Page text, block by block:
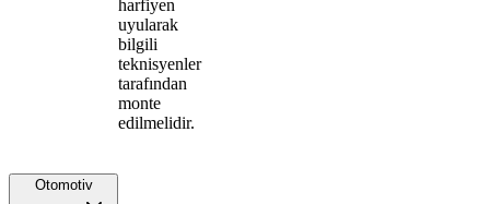
harfiyen
uyularak
bilgili
teknisyenler
tarafından
monte
edilmelidir.
Otomotiv